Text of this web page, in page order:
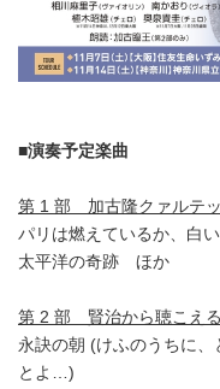
■演奏予定楽曲
第 1 部 加古隆クァルテ
パリは燃えているか、白
太平洋の奇跡 ほか
第 2 部 賢治から聴こえ
永訣の朝 (けふのうちに
とよ…)